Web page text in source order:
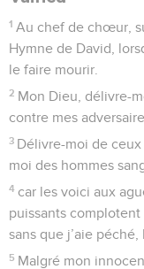
1 Au chef de chœur,
Hymne de David,
le faire mourir.
2 Mon Dieu, délivre-
contre mes
3 Délivre-moi de
moi des hommes
4 car les voici aux
puissants complotent
sans que j’aie péché,
5 Malgré mon